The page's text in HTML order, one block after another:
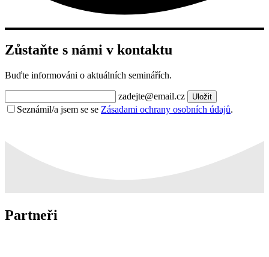
Zůstaňte s námi v kontaktu
Buďte informováni o aktuálních seminářích.
zadejte@email.cz Uložit
Seznámil/a jsem se se Zásadami ochrany osobních údajů.
Partneři